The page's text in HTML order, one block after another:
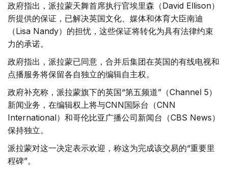
政府指出，派拉蒙天舞首席执行官埃里森（David Ellison）
所提供的保证，已解决英国文化、媒体和体育大臣南迪
（Lisa Nandy）的担忧，这些保证将转化为具有法律约束
力的承诺。
政府指出，派拉蒙已同意，合并后集团在英国的有线电视和
点播服务将保留各自独立的编辑自主权。
政府补充称，派拉蒙旗下的英国“第五频道”（Channel 5）
新闻业务，在编辑权上将与CNN国际台（CNN
International）和哥伦比亚广播公司新闻台（CBS News）
保持独立。
派拉蒙对这一决定表示欢迎，称这为完成该交易的“重要里
程碑”。